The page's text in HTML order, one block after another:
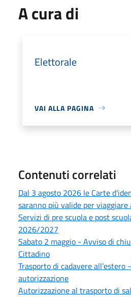
A cura di
Elettorale
VAI ALLA PAGINA
Contenuti correlati
Dal 3 agosto 2026 le Carte
saranno più valide per
Servizi di pre scuola e post
2026/2027
Sabato 2 maggio - Avviso di
Cittadino
Trasporto di cadavere all’estero
autorizzazione
Autorizzazione al trasporto di